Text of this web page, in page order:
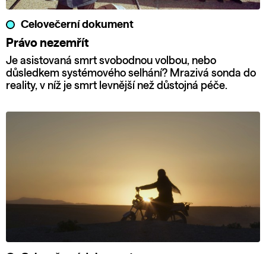
Celovečerní dokument
Právo nezemřít
Je asistovaná smrt svobodnou volbou, nebo
důsledkem systémového selhání? Mrazivá sonda do
reality, v níž je smrt levnější než důstojná péče.